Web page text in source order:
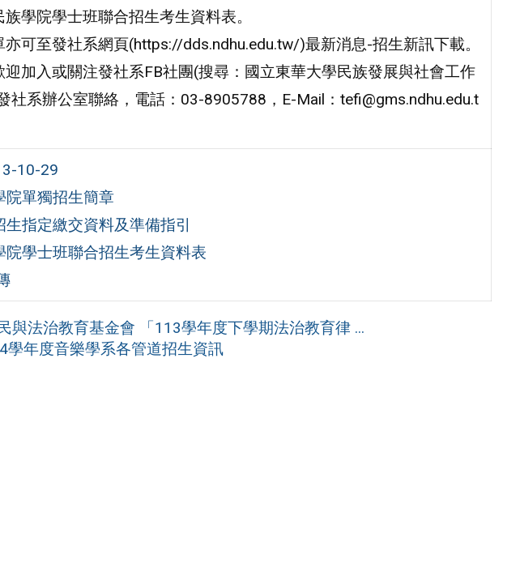
學院學士班聯合招生考生資料表。
可至發社系網頁(https://dds.ndhu.edu.tw/)最新消息-招生新訊下載。
加入或關注發社系FB社團(搜尋：國立東華大學民族發展與社會工作
社系辦公室聯絡，電話：03-8905788，E-Mail：tefi@gms.ndhu.edu.t
10-29
院單獨招生簡章
指定繳交資料及準備指引
學士班聯合招生考生資料表
與法治教育基金會 「113學年度下學期法治教育律 ...
學年度音樂學系各管道招生資訊